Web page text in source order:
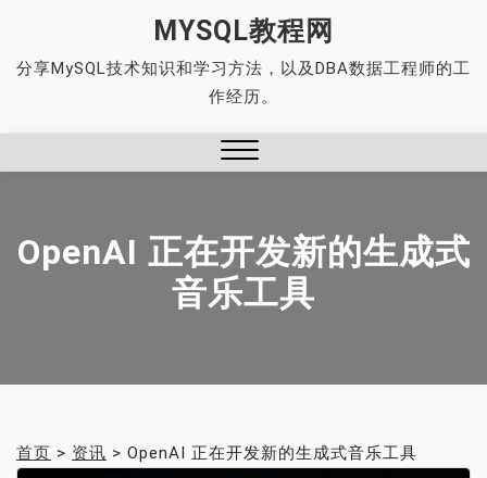
content
MYSQL教程网
分享MySQL技术知识和学习方法，以及DBA数据工程师的工
作经历。
OpenAI 正在开发新的生成式
音乐工具
首页 > 资讯 > OpenAI 正在开发新的生成式音乐工具